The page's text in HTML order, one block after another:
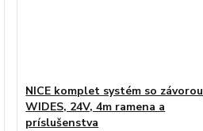
NICE komplet systém so závorou
WIDES, 24V, 4m ramena a
príslušenstva